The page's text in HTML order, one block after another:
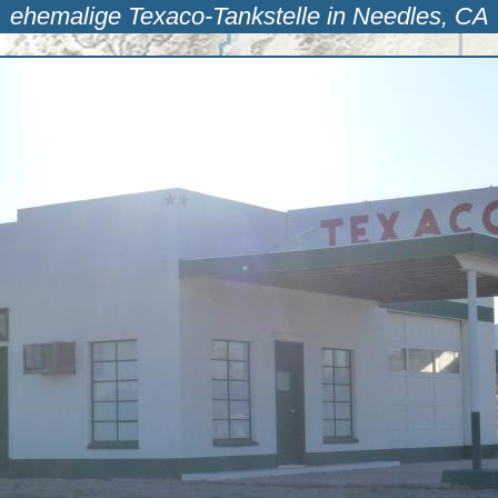
ehemalige Texaco-Tankstelle in Needles, CA